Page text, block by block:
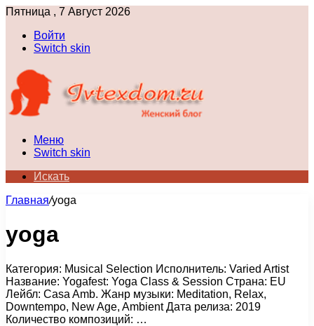
Пятница , 7 Август 2026
Войти
Switch skin
Меню
Switch skin
Искать
Главная/yoga
yoga
Категория: Musical Selection Исполнитель: Varied Artist
Название: Yogafest: Yoga Class & Session Страна: EU
Лейбл: Casa Amb. Жанр музыки: Meditation, Relax,
Downtempo, New Age, Ambient Дата релиза: 2019
Количество композиций: …